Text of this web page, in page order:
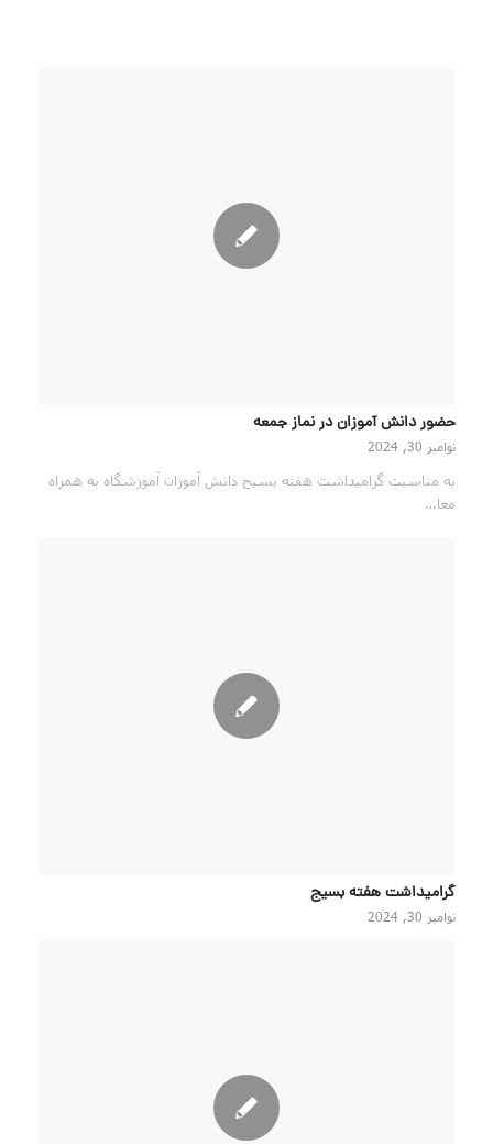
حضور دانش آموزان در نماز جمعه
نوامبر 30, 2024
به مناسبت گرامیداشت هفته بسيج دانش آموزان آموزشگاه به همراه
معا…
گرامیداشت هفته بسیج
نوامبر 30, 2024